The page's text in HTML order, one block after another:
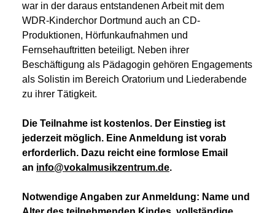
war in der daraus entstandenen Arbeit mit dem
WDR-Kinderchor Dortmund auch an CD-
Produktionen, Hörfunkaufnahmen und
Fernsehauftritten beteiligt. Neben ihrer
Beschäftigung als Pädagogin gehören Engagements
als Solistin im Bereich Oratorium und Liederabende
zu ihrer Tätigkeit.
Die Teilnahme ist kostenlos. Der Einstieg ist
jederzeit möglich. Eine Anmeldung ist vorab
erforderlich. Dazu reicht eine formlose Email
an info@vokalmusikzentrum.de.
Notwendige Angaben zur Anmeldung: Name und